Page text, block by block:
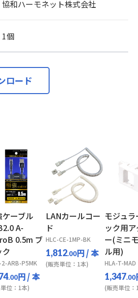
協和ハーモネット株式会社
1個
ロード
ケーブル
A-
0.5m ブ
ク
2-ARB-P5MK
.00円/ 本
位：1本)
LANカールコー
ド
HLC-CE-1MP-BK
1,812.00円/ 本
(販売単位：1本)
モジュ
ック用
ー(ミニ
ル用)
HLA-T-MAD
1,347.00
(販売単位：